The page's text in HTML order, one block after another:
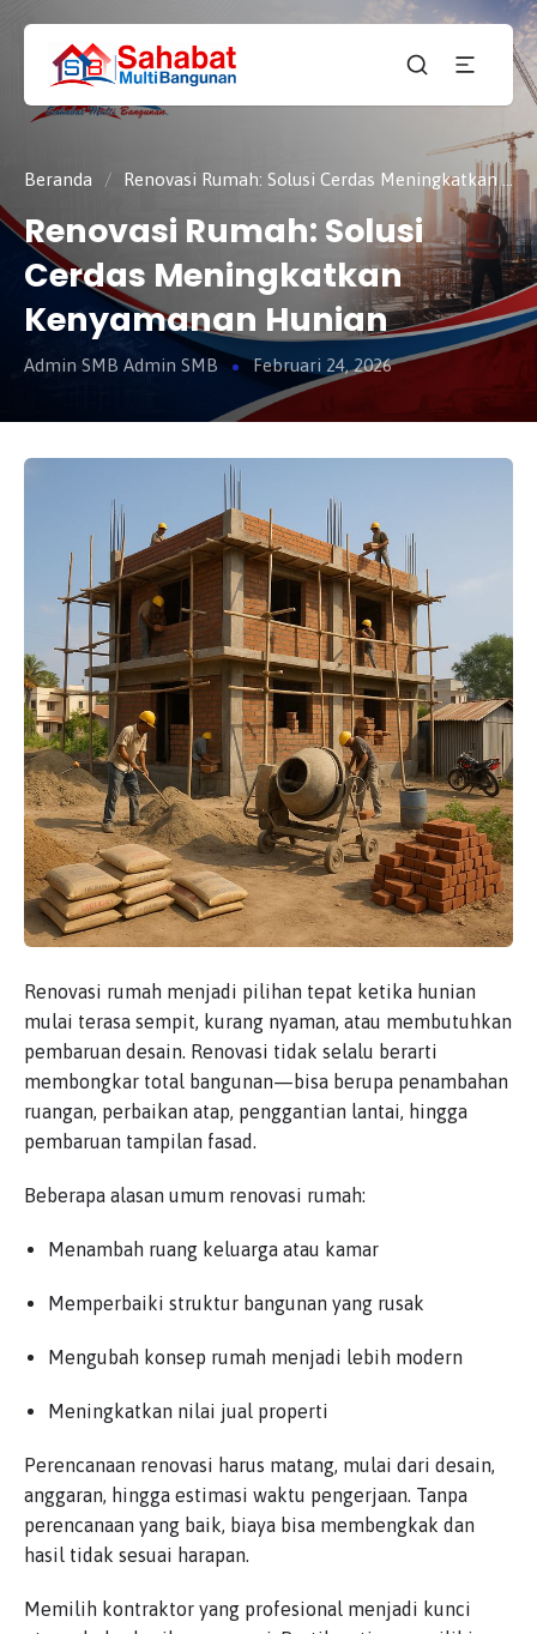
CV.
SAHABAT
MULTI
BANGUNAN
Sahabat
Pembangunan Anda
Beranda / Renovasi Rumah: Solusi Cerdas Meningkatkan Kenyamanan Hunian
Renovasi Rumah: Solusi
Cerdas Meningkatkan
Kenyamanan Hunian
Admin SMB Admin SMB Februari 24, 2026
Renovasi rumah menjadi pilihan tepat ketika hunian
mulai terasa sempit, kurang nyaman, atau membutuhkan
pembaruan desain. Renovasi tidak selalu berarti
membongkar total bangunan—bisa berupa penambahan
ruangan, perbaikan atap, penggantian lantai, hingga
pembaruan tampilan fasad.
Beberapa alasan umum renovasi rumah:
Menambah ruang keluarga atau kamar
Memperbaiki struktur bangunan yang rusak
Mengubah konsep rumah menjadi lebih modern
Meningkatkan nilai jual properti
Perencanaan renovasi harus matang, mulai dari desain,
anggaran, hingga estimasi waktu pengerjaan. Tanpa
perencanaan yang baik, biaya bisa membengkak dan
hasil tidak sesuai harapan.
Memilih kontraktor yang profesional menjadi kunci